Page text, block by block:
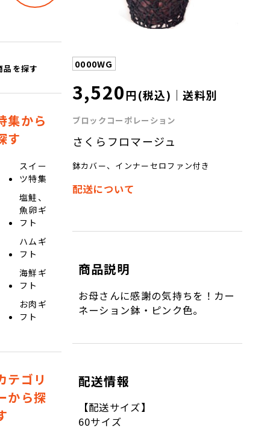
品を探す
集から
す
スイー
ツ特集
塩鮭、
魚卵ギ
フト
ハムギ
フト
海鮮ギ
フト
お肉ギ
フト
テゴリ
から探
0000WG
3,520円(税込)｜送料別
ブロックコーポレーション
さくらフロマージュ
鉢カバー、インナーセロファン付き
配送について
商品説明
お母さんに感謝の気持ちを！カー
ネーション鉢・ピンク色。
配送情報
【配送サイズ】
60サイズ